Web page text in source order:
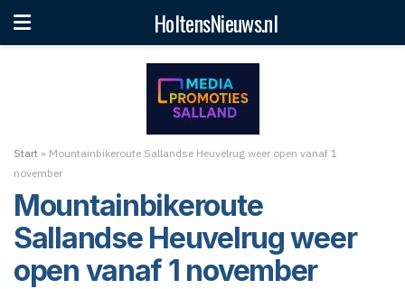
HoltensNieuws.nl
Start » Mountainbikeroute Sallandse Heuvelrug weer open vanaf 1
november
Mountainbikeroute
Sallandse Heuvelrug weer
open vanaf 1 november